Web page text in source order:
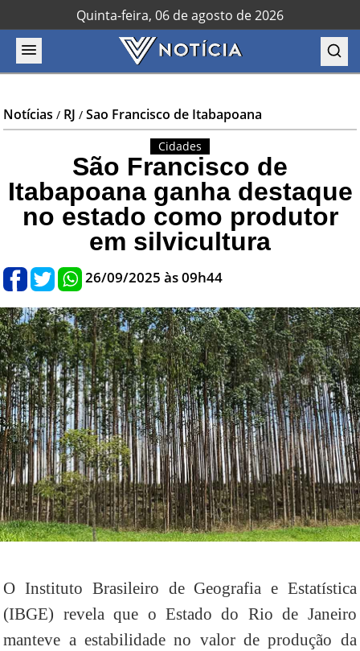
Quinta-feira, 06 de agosto de 2026
Notícias / RJ /Sao Francisco de Itabapoana
Cidades
São Francisco de
Itabapoana ganha destaque
no estado como produtor
em silvicultura
26/09/2025 às 09h44
O Instituto Brasileiro de Geografia e Estatística
(IBGE) revela que o Estado do Rio de Janeiro
manteve a estabilidade no valor de produção da